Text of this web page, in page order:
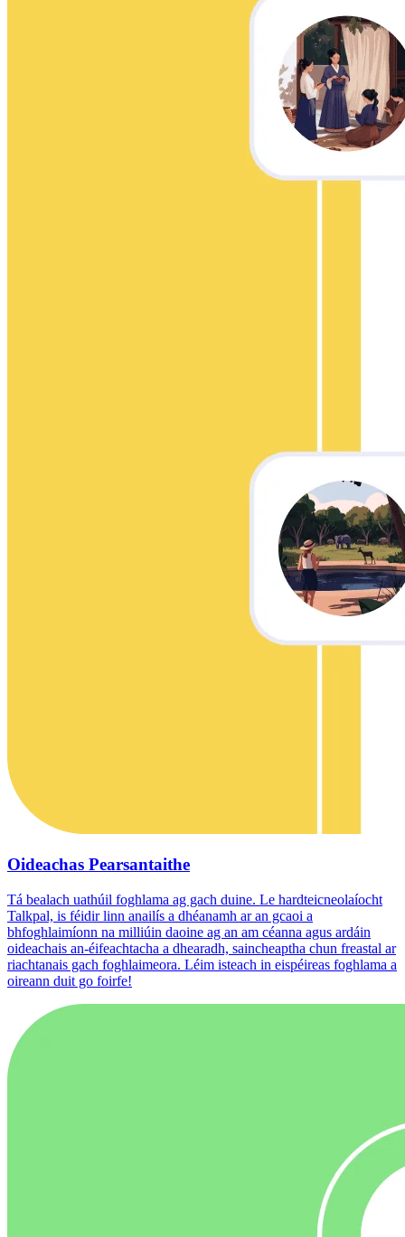
Oideachas Pearsantaithe
Tá bealach uathúil foghlama ag gach duine. Le hardteicneolaíocht
Talkpal, is féidir linn anailís a dhéanamh ar an gcaoi a
bhfoghlaimíonn na milliúin daoine ag an am céanna agus ardáin
oideachais an-éifeachtacha a dhearadh, saincheaptha chun freastal ar
riachtanais gach foghlaimeora. Léim isteach in eispéireas foghlama a
oireann duit go foirfe!